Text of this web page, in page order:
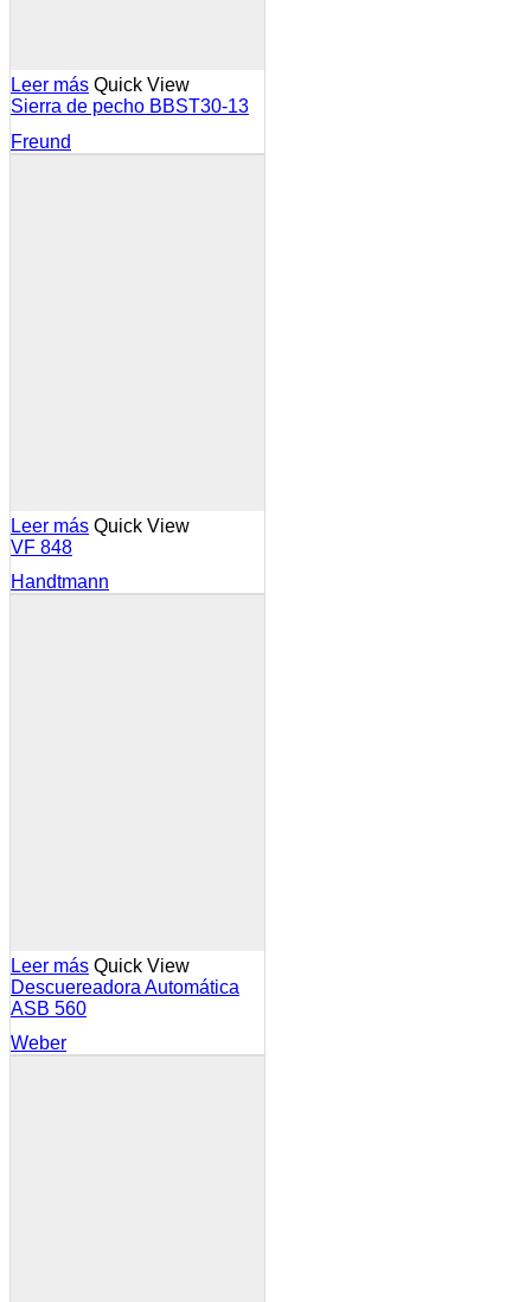
Leer más Quick View
Sierra de pecho BBST30-13
Freund
Leer más Quick View
VF 848
Handtmann
Leer más Quick View
Descuereadora Automática
ASB 560
Weber